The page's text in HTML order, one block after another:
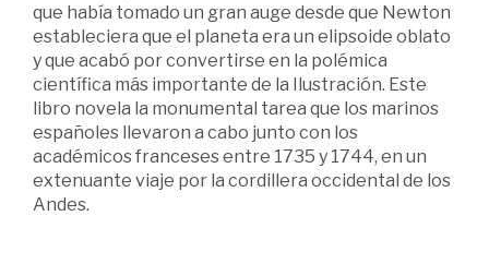
que había tomado un gran auge desde que Newton
estableciera que el planeta era un elipsoide oblato
y que acabó por convertirse en la polémica
científica más importante de la Ilustración. Este
libro novela la monumental tarea que los marinos
españoles llevaron a cabo junto con los
académicos franceses entre 1735 y 1744, en un
extenuante viaje por la cordillera occidental de los
Andes.